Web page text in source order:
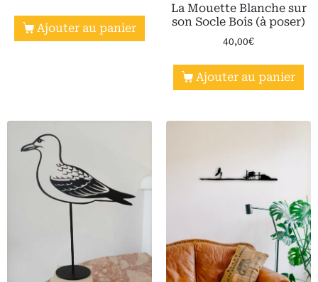
Ajouter au panier
La Mouette Blanche sur
son Socle Bois (à poser)
40,00€
Ajouter au panier